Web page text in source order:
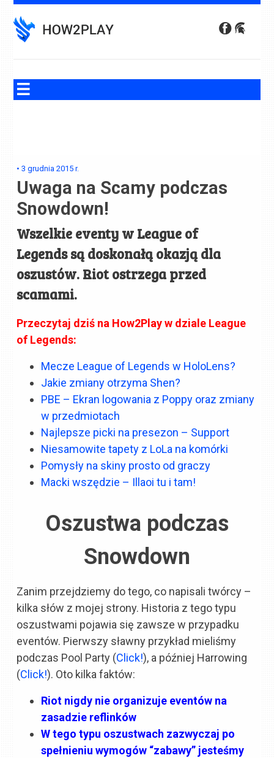
to
content
•3 grudnia 2015 r.
Uwaga na Scamy podczas
Snowdown!
Wszelkie eventy w League of
Legends są doskonałą okazją dla
oszustów. Riot ostrzega przed
scamami.
Przeczytaj dziś na How2Play w dziale League
of Legends:
Mecze League of Legends w HoloLens?
Jakie zmiany otrzyma Shen?
PBE – Ekran logowania z Poppy oraz zmiany
w przedmiotach
Najlepsze picki na presezon – Support
Niesamowite tapety z LoLa na komórki
Pomysły na skiny prosto od graczy
Macki wszędzie – Illaoi tu i tam!
Oszustwa podczas
Snowdown
Zanim przejdziemy do tego, co napisali twórcy –
kilka słów z mojej strony. Historia z tego typu
oszustwami pojawia się zawsze w przypadku
eventów. Pierwszy sławny przykład mieliśmy
podczas Pool Party (Click!), a później Harrowing
(Click!). Oto kilka faktów:
Riot nigdy nie organizuje eventów na
zasadzie reflinków
W tego typu oszustwach zazwyczaj po
spełnieniu wymogów “zabawy” jesteśmy